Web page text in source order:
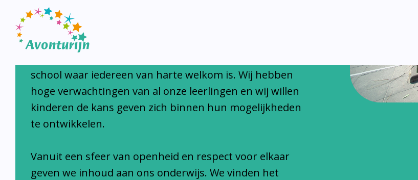
Avonturijn laat kinderen schitteren
school waar iedereen van harte welkom is. Wij hebben
hoge verwachtingen van al onze leerlingen en wij willen
kinderen de kans geven zich binnen hun mogelijkheden
te ontwikkelen.
Vanuit een sfeer van openheid en respect voor elkaar
geven we inhoud aan ons onderwijs. We vinden het